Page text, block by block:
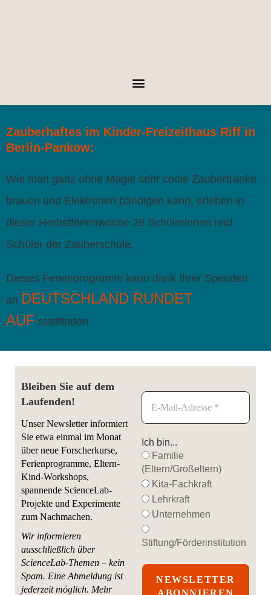
Zauberhaftes im Kinder-Freizeithaus Riff in
Berlin-Pankow:
Wie man ganz ohne Magie sehr coole Zaubertränke
brauen und Elektronen bändigen kann, erleben in
dieser Herbstferienwoche 28 Schülerinnen und
Schüler der Zauberschule.
Dieses Ferienprogramm kann dank Ihrer Spenden
an DEUTSCHLAND RUNDET
AUF stattfinden.
Bleiben Sie auf dem
Laufenden!
Unser Newsletter informiert
Sie etwa einmal im Monat
über neue Forscherkurse,
Ferienprogramme, Eltern-
Kind-Workshops,
spannende ScienceLab-
Projekte und Experimente
zum Nachmachen.
Wir informieren
ausschließlich über
ScienceLab-Themen – kein
Spam. Eine Abmeldung ist
jederzeit möglich. Mehr
Ich bin...
Familie
(Eltern/Großeltern)
Kita-Fachkraft
Lehrkraft
Unternehmen
Stiftung/Förderinstitution